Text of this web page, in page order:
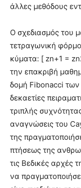
άλλες μεθόδους
Ο σχεδιασμός του
τετραγωνική
κύματα: [ zn+1 =
την επακριβή
δομή Fibonacci
δεκαετίες
τριπλής
αναγνώσεις του
της
πτήσεως της
τις Βεδικές αρχές
να